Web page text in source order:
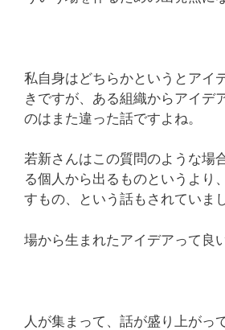
私自身はどちらかというとアイ
きですが、ある組織からアイデ
のはまた違った話ですよね。
若新さんはこの質問のような場
る個人から出るものというより
すもの、という話もされていまし
場から生まれたアイデアって良
人が集まって、話が盛り上がって